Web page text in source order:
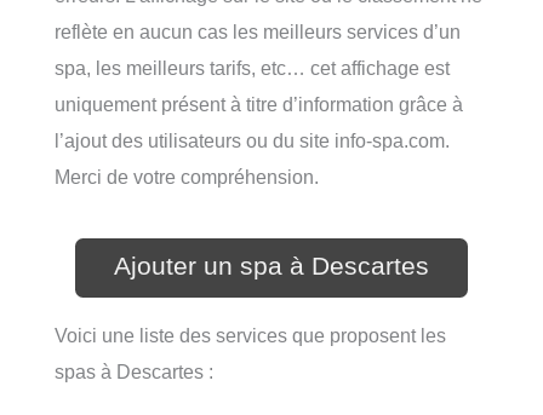
reflète en aucun cas les meilleurs services d’un
spa, les meilleurs tarifs, etc… cet affichage est
uniquement présent à titre d’information grâce à
l’ajout des utilisateurs ou du site info-spa.com.
Merci de votre compréhension.
Ajouter un spa à Descartes
Voici une liste des services que proposent les
spas à Descartes :